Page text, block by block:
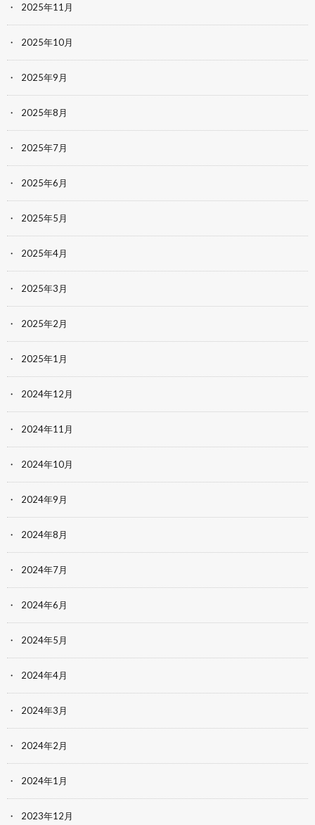
2025年11月
2025年10月
2025年9月
2025年8月
2025年7月
2025年6月
2025年5月
2025年4月
2025年3月
2025年2月
2025年1月
2024年12月
2024年11月
2024年10月
2024年9月
2024年8月
2024年7月
2024年6月
2024年5月
2024年4月
2024年3月
2024年2月
2024年1月
2023年12月